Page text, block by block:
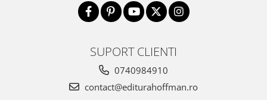
SUPORT CLIENTI
0740984910
contact@editurahoffman.ro